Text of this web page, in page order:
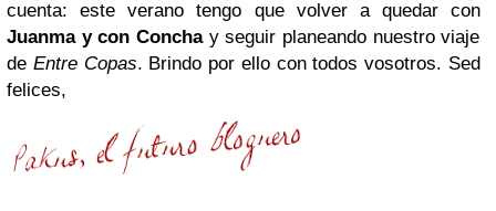
cuenta: este verano tengo que volver a quedar con
Juanma y con Conchay seguir planeando nuestro viaje
de Entre Copas. Brindo por ello con todos vosotros. Sed
felices,